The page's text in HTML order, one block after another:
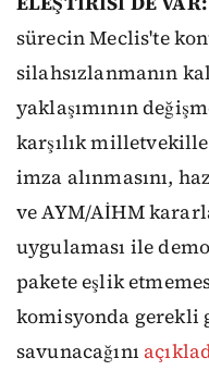
sürecin Meclis'te
silahsızlanmanın
yaklaşımının
karşılık
imza alınmasını,
ve AYM/AİHM
uygulaması ile
pakete eşlik
komisyonda gerekli
savunacağını